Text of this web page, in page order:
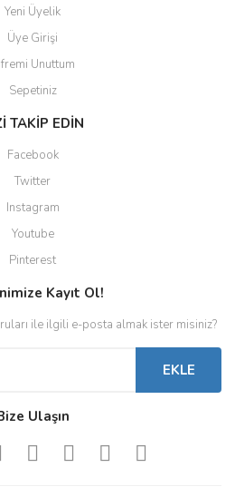
Yeni Üyelik
Üye Girişi
Unuttum
Sepetiniz
TAKİP EDİN
Facebook
Twitter
Instagram
Youtube
Pinterest
Kayıt Ol!
ile ilgili e-posta almak ister misiniz?
EKLE
Ulaşın